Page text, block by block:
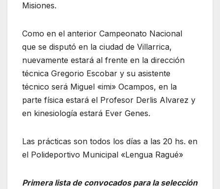
Misiones.
Como en el anterior Campeonato Nacional
que se disputó en la ciudad de Villarrica,
nuevamente estará al frente en la dirección
técnica Gregorio Escobar y su asistente
técnico será Miguel «imi» Ocampos, en la
parte física estará el Profesor Derlis Alvarez y
en kinesiología estará Ever Genes.
Las prácticas son todos los días a las 20 hs. en
el Polideportivo Municipal «Lengua Ragué»
Primera lista de convocados para la selección